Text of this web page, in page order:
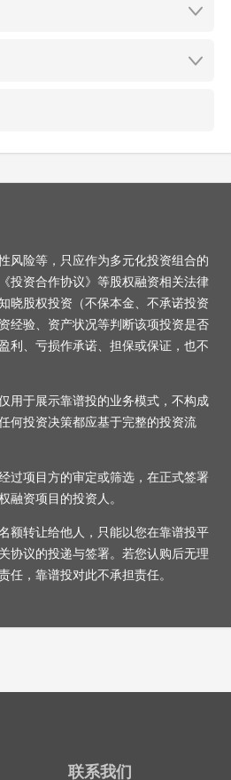
风险等，只应作为多元化投资组合的
投资合作协议》等股权融资相关法律
晓股权投资（不保本金、不承诺投资
经验、资产状况等判断该项投资是否
利、亏损作承诺、担保或保证，也不
用于展示靠谱投的业务模式，不构成
何投资决策都应基于完整的投资流
过项目方的审定或筛选，在正式签署
融资项目的投资人。
额转让给他人，只能以您在靠谱投平
协议的投递与签署。若您认购后无理
，靠谱投对此不承担责任。
联系我们